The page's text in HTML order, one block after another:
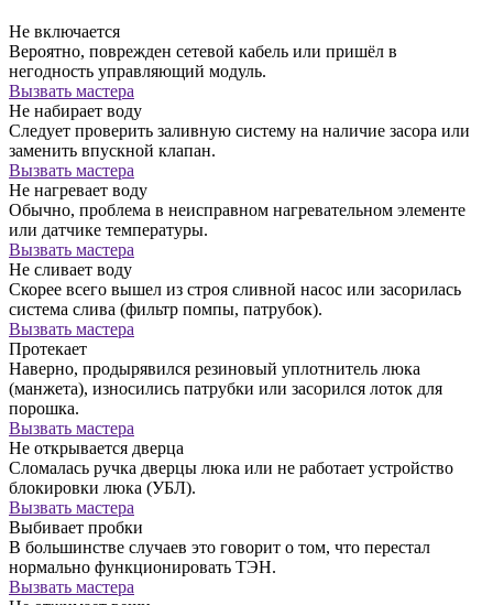
Не включается
Вероятно, поврежден сетевой кабель или пришёл в
негодность управляющий модуль.
Вызвать мастера
Не набирает воду
Следует проверить заливную систему на наличие засора или
заменить впускной клапан.
Вызвать мастера
Не нагревает воду
Обычно, проблема в неисправном нагревательном элементе
или датчике температуры.
Вызвать мастера
Не сливает воду
Скорее всего вышел из строя сливной насос или засорилась
система слива (фильтр помпы, патрубок).
Вызвать мастера
Протекает
Наверно, продырявился резиновый уплотнитель люка
(манжета), износились патрубки или засорился лоток для
порошка.
Вызвать мастера
Не открывается дверца
Сломалась ручка дверцы люка или не работает устройство
блокировки люка (УБЛ).
Вызвать мастера
Выбивает пробки
В большинстве случаев это говорит о том, что перестал
нормально функционировать ТЭН.
Вызвать мастера